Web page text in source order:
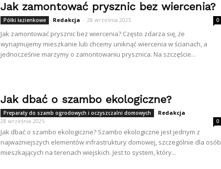
Jak zamontować prysznic bez wiercenia?
Półki łazienkowe Redakcja - 28 września 2025 0
Jak zamontować prysznic bez wiercenia? Często zdarza się, że
wynajmujemy mieszkanie lub chcemy uniknąć wiercenia w ścianach, a
jednocześnie marzymy o zamontowaniu prysznica. Na szczęście...
Jak dbać o szambo ekologiczne?
Preparaty do szamb ogrodowych i oczyszczalni domowych Redakcja -
28 września 2025
0
Jak dbać o szambo ekologiczne? Szambo ekologiczne jest jednym z
najważniejszych elementów infrastruktury domowej, szczególnie dla osób
mieszkających na terenach wiejskich. Jest to system, który...